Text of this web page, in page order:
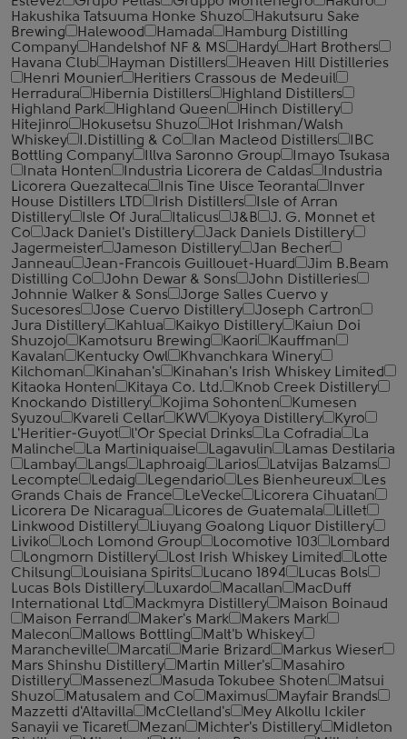
Hakushika Tatsuuma Honke Shuzo
Hakutsuru Sake
Brewing
Halewood Hamada
Hamburg Distilling
Company
Handelshof NF & MS Hardy
Hart Brothers
Havana Club
Hayman Distillers
Heaven Hill Distilleries
Henri Mounier
Heritiers Crassous de Medeuil
Herradura
Hibernia Distillers
Highland Distillers
Highland Park
Highland Queen
Hinch Distillery
Hitejinro
Hokusetsu Shuzo
Hot Irishman/Walsh
Whiskey
I.Distilling & Co Ian Macleod Distillers
IBC
Bottling Company
Illva Saronno Group
Imayo Tsukasa
Inata Honten
Industria Licorera de Caldas
Industria
Licorera Quezalteca
Inis Tine Uisce Teoranta
Inver
House Distillers LTD
Irish Distillers
Isle of Arran
Distillery
Isle Of Jura Italicus J&B
J. G. Monnet et
Co
Jack Daniel's Distillery
Jack Daniels Distillery
Jagermeister
Jameson Distillery
Jan Becher
Janneau
Jean-Francois Guillouet-Huard
Jim B.Beam
Distilling Co
John Dewar & Sons
John Distilleries
Johnnie Walker & Sons
Jorge Salles Cuervo y
Sucesores
Jose Cuervo Distillery
Joseph Cartron
Jura Distillery
Kahlua Kaikyo Distillery
Kaiun Doi
Shuzojo
Kamotsuru Brewing Kaori
Kauffman
Kavalan
Kentucky Owl
Khvanchkara Winery
Kilchoman
Kinahan's
Kinahan's Irish Whiskey Limited
Kitaoka Honten
Kitaya Co. Ltd.
Knob Creek Distillery
Knockando Distillery
Kojima Sohonten
Kumesen
Syuzou
Kvareli Cellar KWV Kyoya Distillery
Kyro
L'Heritier-Guyot
l'Or Special Drinks La Cofradia
La
Malinche
La Martiniquaise Lagavulin
Lamas Destilaria
Lambay
Langs Laphroaig Larios
Latvijas Balzams
Lecompte
Ledaig Legendario Les Bienheureux
Les
Grands Chais de France
LeVecke
Licorera Cihuatan
Licorera De Nicaragua
Licores de Guatemala
Lillet
Linkwood Distillery
Liuyang Goalong Liquor Distillery
Liviko
Loch Lomond Group Locomotive 103
Lombard
Longmorn Distillery
Lost Irish Whiskey Limited
Lotte
Chilsung
Louisiana Spirits Lucano 1894
Lucas Bols
Lucas Bols Distillery
Luxardo Macallan
MacDuff
International Ltd
Mackmyra Distillery
Maison Boinaud
Maison Ferrand
Maker's Mark
Makers Mark
Malecon
Mallows Bottling
Malt'b Whiskey
Marancheville
Marcati Marie Brizard
Markus Wieser
Mars Shinshu Distillery
Martin Miller's
Masahiro
Distillery
Massenez Masuda Tokubee Shoten
Matsui
Shuzo
Matusalem and Co Maximus
Mayfair Brands
Mazzetti d'Altavilla
McClelland's
Mey Alkollu Ickiler
Sanayii ve Ticaret
Mezan Michter's Distillery
Midleton